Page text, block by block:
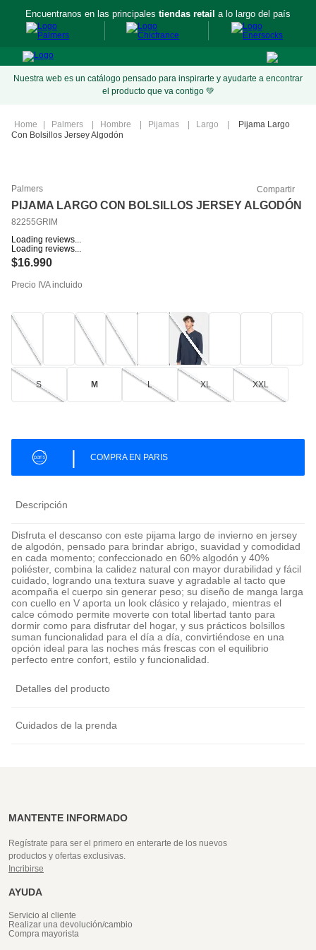
Encuentranos en las principales tiendas retail a lo largo del país
Nuestra web es un catálogo pensado para inspirarte y ayudarte a encontrar
el producto que va contigo 💚
Palmers Hombre Pijamas Largo
Pijama Largo
Con Bolsillos Jersey Algodón
Palmers Compartir
PIJAMA LARGO CON BOLSILLOS JERSEY ALGODÓN
82255GRIM
Loading reviews...
Loading reviews...
$16.990
Precio IVA incluido
S M L XL XXL
| COMPRA EN PARIS
Descripción
Disfruta el descanso con este pijama largo de invierno en jersey
de algodón, pensado para brindar abrigo, suavidad y comodidad
en cada momento; confeccionado en 60% algodón y 40%
poliéster, combina la calidez natural con mayor durabilidad y fácil
cuidado, logrando una textura suave y agradable al tacto que
acompaña el cuerpo sin generar peso; su diseño de manga larga
con cuello en V aporta un look clásico y relajado, mientras el
calce cómodo permite moverte con total libertad tanto para
dormir como para disfrutar del hogar, y sus prácticos bolsillos
suman funcionalidad para el día a día, convirtiéndose en una
opción ideal para las noches más frescas con el equilibrio
perfecto entre confort, estilo y funcionalidad.
Detalles del producto
Cuidados de la prenda
MANTENTE INFORMADO
Regístrate para ser el primero en enterarte de los nuevos
productos y ofertas exclusivas.
Incribirse
AYUDA
Servicio al cliente
Realizar una devolución/cambio
Compra mayorista